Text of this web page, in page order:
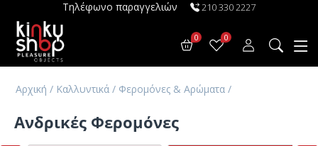
Τηλέφωνο παραγγελιών 210 330 2227
0 0
Αρχική / Καλλυντικά / Φερομόνες & Αρώματα /
Ανδρικές Φερομόνες